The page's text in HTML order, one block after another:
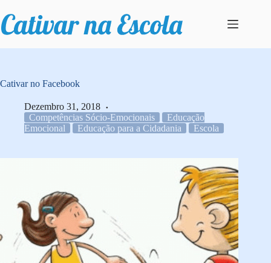
para
o
conteúdo
Cativar no Facebook
Dezembro 31, 2018
Competências Sócio-Emocionais
Educação
Emocional
Educação para a Cidadania Escola